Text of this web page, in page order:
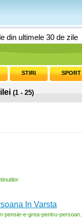
STIRI SPORT
(1 - 25)
In Varsta
pensie-e-grea-pentru-persoan...